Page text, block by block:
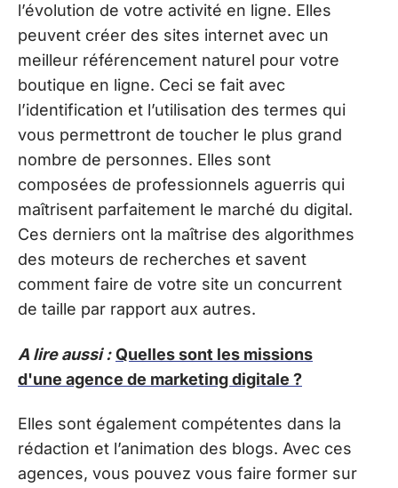
l’évolution de votre activité en ligne. Elles
peuvent créer des sites internet avec un
meilleur référencement naturel pour votre
boutique en ligne. Ceci se fait avec
l’identification et l’utilisation des termes qui
vous permettront de toucher le plus grand
nombre de personnes. Elles sont
composées de professionnels aguerris qui
maîtrisent parfaitement le marché du digital.
Ces derniers ont la maîtrise des algorithmes
des moteurs de recherches et savent
comment faire de votre site un concurrent
de taille par rapport aux autres.
A lire aussi : Quelles sont les missions
d'une agence de marketing digitale ?
Elles sont également compétentes dans la
rédaction et l’animation des blogs. Avec ces
agences, vous pouvez vous faire former sur